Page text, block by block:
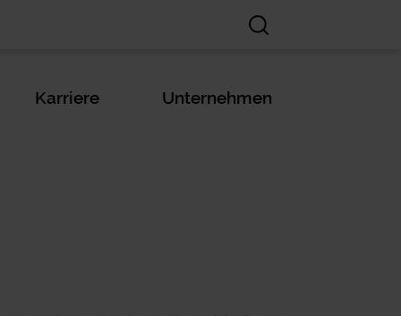
Karriere Unternehmen